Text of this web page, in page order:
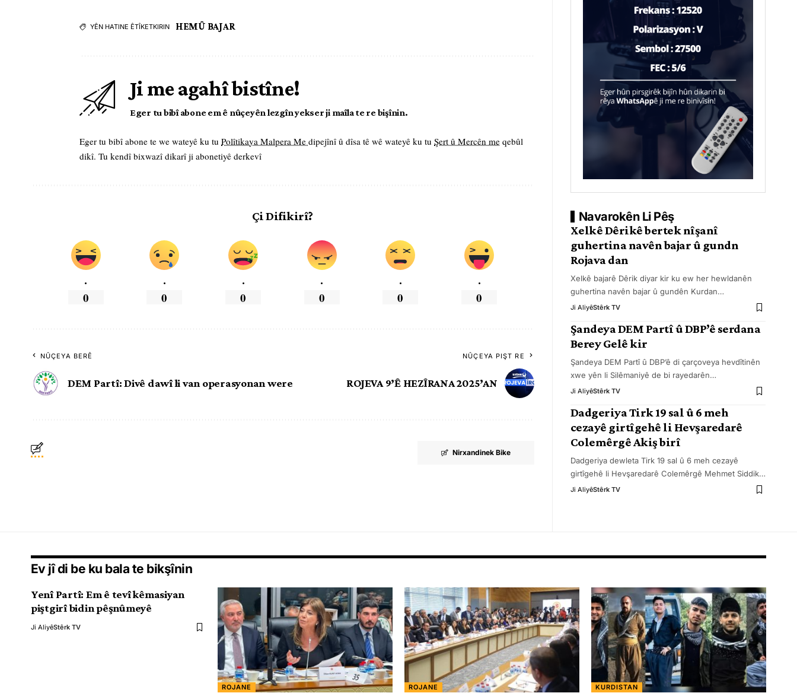
YÊN HATINE ÊTÎKETKIRIN HEMÛ BAJAR
Ji me agahî bistîne!
Eger tu bibî abone em ê nûçeyên lezgîn yekser ji maîla te re bişînin.
Eger tu bibî abone te we wateyê ku tu Polîtikaya Malpera Me dipejînî û dîsa tê wê wateyê ku tu Şert û Mercên me qebûl
dikî. Tu kendî bixwazî dikarî ji abonetiyê derkevî
Çi Difikirî?
.
0
.
0
.
0
.
0
.
0
.
0
NÛÇEYA BERÊ
DEM Partî: Divê dawî li van operasyonan were
NÛÇEYA PIŞT RE
ROJEVA 9’Ê HEZÎRANA 2025’AN
Nirxandinek Bike
Navarokên Li Pêş
Xelkê Dêrikê bertek nîşanî
guhertina navên bajar û gundn
Rojava dan
Xelkê bajarê Dêrik diyar kir ku ew her hewldanên
guhertina navên bajar û gundên Kurdan…
Ji AliyêStêrk TV
Şandeya DEM Partî û DBP’ê serdana
Berey Gelê kir
Şandeya DEM Partî û DBP’ê di çarçoveya hevdîtinên
xwe yên li Silêmaniyê de bi rayedarên…
Ji AliyêStêrk TV
Dadgeriya Tirk 19 sal û 6 meh
cezayê girtîgehê li Hevşaredarê
Colemêrgê Akiş birî
Dadgeriya dewleta Tirk 19 sal û 6 meh cezayê
girtîgehê li Hevşaredarê Colemêrgê Mehmet Siddik…
Ji AliyêStêrk TV
Ev jî di be ku bala te bikşînin
Yenî Partî: Em ê tevî kêmasiyan
piştgirî bidin pêşnûmeyê
Ji AliyêStêrk TV
ROJANE ROJANE KURDISTAN